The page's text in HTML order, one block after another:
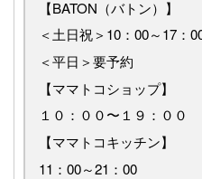
【BATON（バトン）】
＜土日祝＞10：00～17：
＜平日＞要予約
【ママトコショップ】
１０：００〜１９：００
【ママトコキッチン】
11：00～21：00